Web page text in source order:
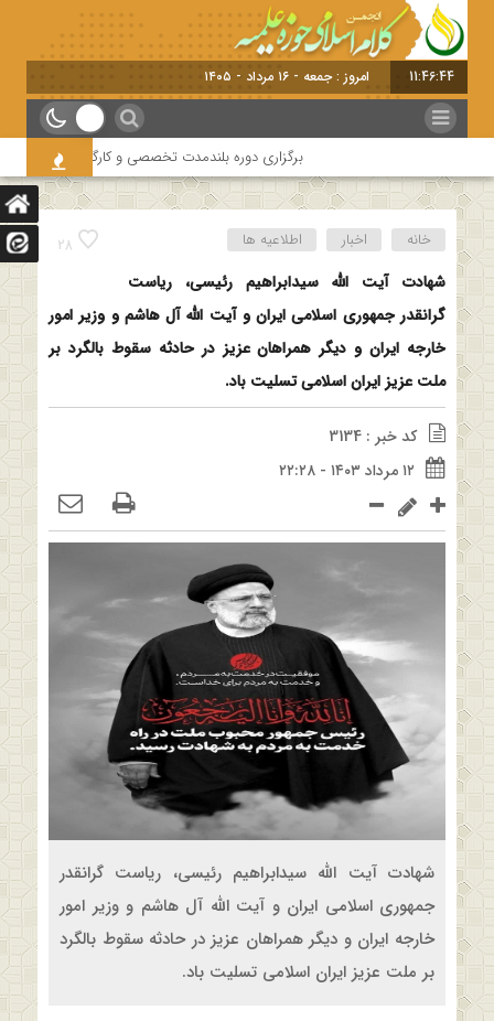
11:46:44 امروز : جمعه - ۱۶ مرداد - ۱۴۰۵
برگزاری دوره بلندمدت تخصصی و کارگاه آموزشی کلام
28 خانه اخبار اطلاعیه ها
شهادت آیت الله سیدابراهیم رئیسی، ریاست
گرانقدر جمهوری اسلامی ایران و آیت الله آل هاشم و وزیر امور
خارجه ایران و دیگر همراهان عزیز در حادثه سقوط بالگرد بر
ملت عزیز ایران اسلامی تسلیت باد.
کد خبر : 3134
۱۲ مرداد ۱۴۰۳ - ۲۲:۲۸
شهادت آیت الله سیدابراهیم رئیسی، ریاست گرانقدر
جمهوری اسلامی ایران و آیت الله آل هاشم و وزیر امور
خارجه ایران و دیگر همراهان عزیز در حادثه سقوط بالگرد
بر ملت عزیز ایران اسلامی تسلیت باد.